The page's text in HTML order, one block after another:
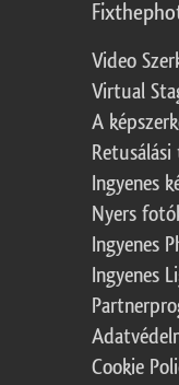
Video
Virtual
A
Ingyenes
Nyers
Ingyenes
Ingyenes
Cookie